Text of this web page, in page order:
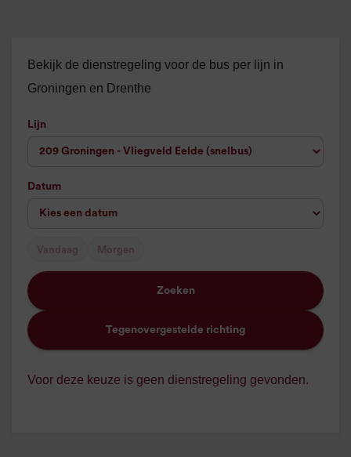
Bekijk de dienstregeling voor de bus per lijn in
Groningen en Drenthe
Lijn
Datum
Vandaag Morgen
Zoeken
Tegenovergestelde richting
Voor deze keuze is geen dienstregeling gevonden.